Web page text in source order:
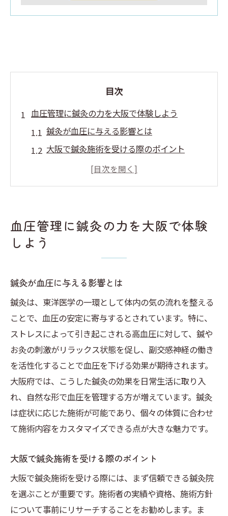
目次
血圧管理に鍼灸の力を大阪で体験しよう
鍼灸が血圧に与える影響とは
大阪で鍼灸施術を受ける際のポイント
健康促進に役立つ鍼灸の効果
鍼灸施術の流れと体験例
鍼灸で得られるリラクゼーション効果
鍼灸で血圧を整える健康法を大阪府で探る
大阪府での鍼灸施術の現状
健康法としての鍼灸の歴史と文化
個々に合わせた鍼灸プランの提案
効果的な鍼灸施術の選び方
大阪府の鍼灸施術で血圧を自然にコントロール
自然療法としての鍼灸の魅力
鍼灸施術と生活習慣の連携
血圧管理に必要な知識と技術
大阪府の鍼灸院の選び方
施術の安全性を確認する方法
鍼灸の可能性で血圧を整える大阪府の健康旅
鍼灸を取り入れた健康旅の提案
血圧管理に鍼灸の力を大阪で体験
しよう
鍼灸が血圧に与える影響とは
鍼灸は、東洋医学の一環として体内の気の流れを整える
ことで、血圧の安定に寄与するとされています。特に、
ストレスによって引き起こされる高血圧に対して、鍼や
お灸の刺激がリラックス状態を促し、副交感神経の働き
を活性化することで血圧を下げる効果が期待されます。
大阪府では、こうした鍼灸の効果を日常生活に取り入
れ、自然な形で血圧を管理する方が増えています。鍼灸
は症状に応じた施術が可能であり、個々の体質に合わせ
て施術内容をカスタマイズできる点が大きな魅力です。
大阪で鍼灸施術を受ける際のポイント
大阪で鍼灸施術を受ける際には、まず信頼できる鍼灸院
を選ぶことが重要です。施術者の実績や資格、施術方針
について事前にリサーチすることをお勧めします。ま